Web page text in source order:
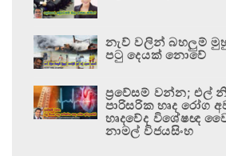
නැව් වලින් බහලුම්
පටු දෙයක් නොවේ
ප්‍රවේසම් වන්න; එල්
පාරිසරික හෘද රෝග
හෘදවේද විශේෂඥ
නාමල් විජයසිංහ